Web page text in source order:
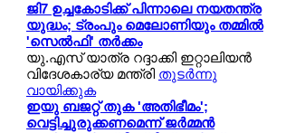
ജി7 ഉച്ചകോടിക്ക് പിന്നാലെ നയതന്ത്ര
യുദ്ധം; ട്രംപും മെലോണിയും തമ്മില്‍
'സെല്‍ഫി' തര്‍ക്കം
യു.എസ് യാത്ര റദ്ദാക്കി ഇറ്റാലിയന്‍
വിദേശകാര്യ മന്ത്രി തുടര്‍ന്നു
വായിക്കുക
ഇയു ബജറ്റ് തുക 'അതിഭീമം';
വെട്ടിച്ചുരുക്കണമെന്ന് ജര്‍മ്മന്‍